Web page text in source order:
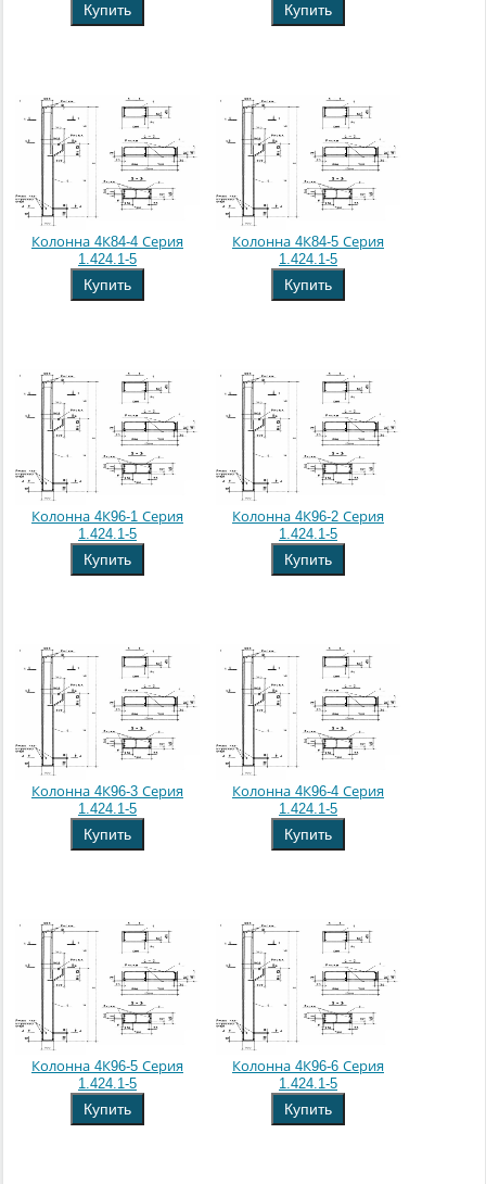
Купить Купить
Колонна 4К84-4 Серия
1.424.1-5
Купить
Колонна 4К84-5 Серия
1.424.1-5
Купить
Колонна 4К96-1 Серия
1.424.1-5
Купить
Колонна 4К96-2 Серия
1.424.1-5
Купить
Колонна 4К96-3 Серия
1.424.1-5
Купить
Колонна 4К96-4 Серия
1.424.1-5
Купить
Колонна 4К96-5 Серия
1.424.1-5
Купить
Колонна 4К96-6 Серия
1.424.1-5
Купить